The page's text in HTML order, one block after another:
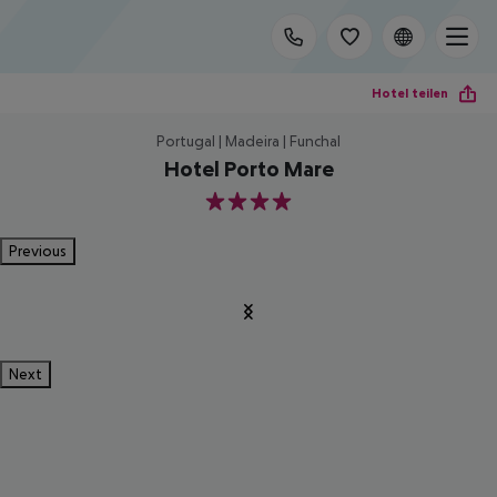
Hotel teilen
Portugal | Madeira | Funchal
Hotel Porto Mare
4
Previous
Next